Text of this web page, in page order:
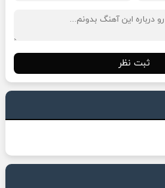
ثبت نظر